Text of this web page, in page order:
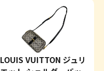
LOUIS VUITTON ジュリ